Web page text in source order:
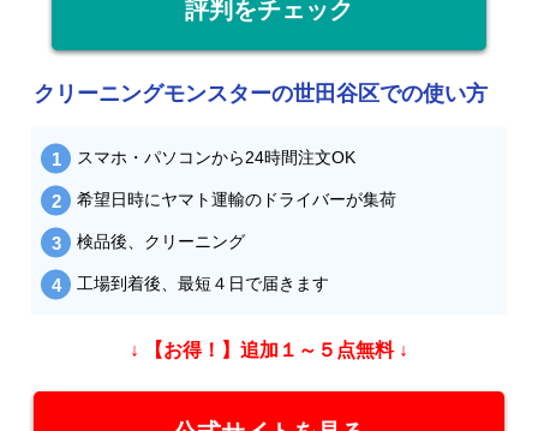
評判をチェック
クリーニングモンスターの世田谷区での使い方
スマホ・パソコンから24時間注文OK
希望日時にヤマト運輸のドライバーが集荷
検品後、クリーニング
工場到着後、最短４日で届きます
↓ 【お得！】追加１～５点無料 ↓